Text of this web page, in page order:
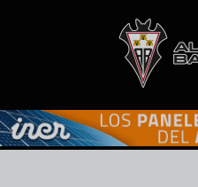
Skip to main content